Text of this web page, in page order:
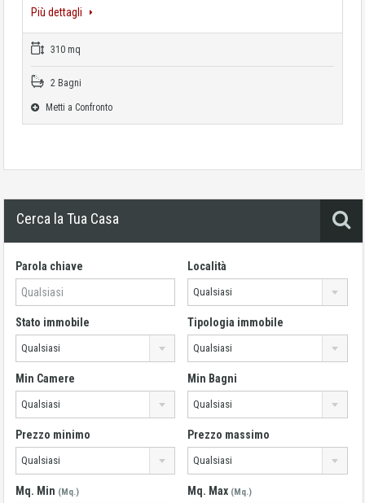
Più dettagli
310 mq
2 Bagni
Metti a Confronto
Cerca la Tua Casa
Parola chiave Località
Qualsiasi
Stato immobile
Qualsiasi
Tipologia immobile
Qualsiasi
Min Camere
Qualsiasi
Min Bagni
Qualsiasi
Prezzo minimo
Qualsiasi
Prezzo massimo
Qualsiasi
Mq. Min (Mq.) Mq. Max (Mq.)